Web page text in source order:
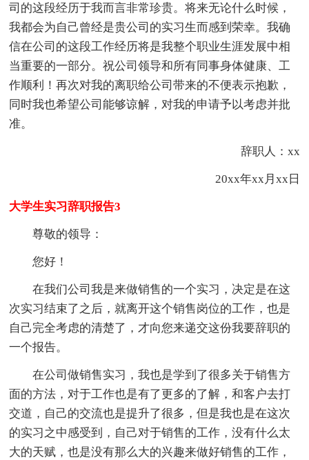
司的这段经历于我而言非常珍贵。将来无论什么时候，
我都会为自己曾经是贵公司的实习生而感到荣幸。我确
信在公司的这段工作经历将是我整个职业生涯发展中相
当重要的一部分。祝公司领导和所有同事身体健康、工
作顺利！再次对我的离职给公司带来的不便表示抱歉，
同时我也希望公司能够谅解，对我的申请予以考虑并批
准。
辞职人：xx
20xx年xx月xx日
大学生实习辞职报告3
尊敬的领导：
您好！
在我们公司我是来做销售的一个实习，决定是在这
次实习结束了之后，就离开这个销售岗位的工作，也是
自己完全考虑的清楚了，才向您来递交这份我要辞职的
一个报告。
在公司做销售实习，我也是学到了很多关于销售方
面的方法，对于工作也是有了更多的了解，和客户去打
交道，自己的交流也是提升了很多，但是我也是在这次
的实习之中感受到，自己对于销售的工作，没有什么太
大的天赋，也是没有那么大的兴趣来做好销售的工作，